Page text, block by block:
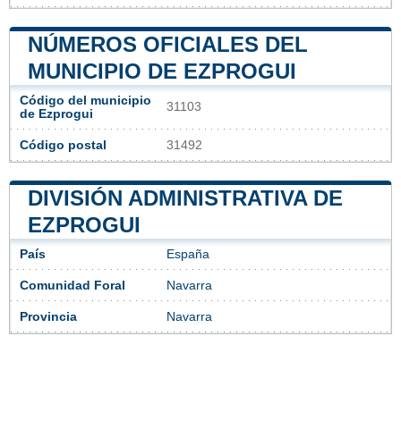
NÚMEROS OFICIALES DEL
MUNICIPIO DE EZPROGUI
Código del municipio
de Ezprogui
31103
Código postal 31492
DIVISIÓN ADMINISTRATIVA DE
EZPROGUI
País España
Comunidad Foral Navarra
Provincia Navarra